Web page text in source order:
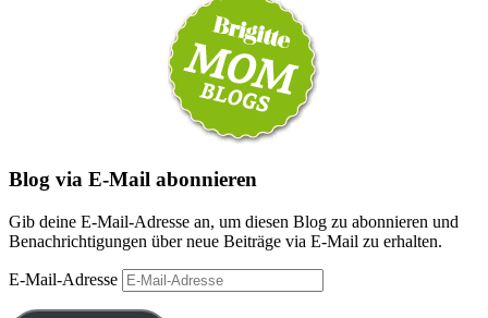
Blog via E-Mail abonnieren
Gib deine E-Mail-Adresse an, um diesen Blog zu abonnieren und
Benachrichtigungen über neue Beiträge via E-Mail zu erhalten.
E-Mail-Adresse